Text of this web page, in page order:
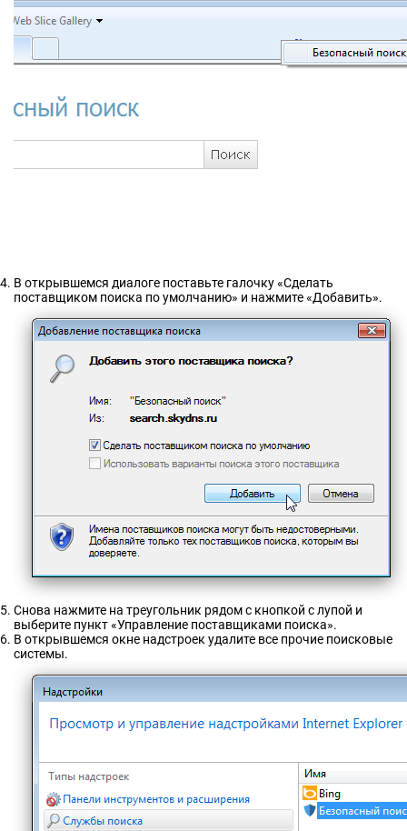
В открывшемся диалоге поставьте галочку «Сделать
поставщиком поиска по умолчанию» и нажмите «Добавить».
Снова нажмите на треугольник рядом с кнопкой с лупой и
выберите пункт «Управление поставщиками поиска».
В открывшемся окне надстроек удалите все прочие поисковые
системы.